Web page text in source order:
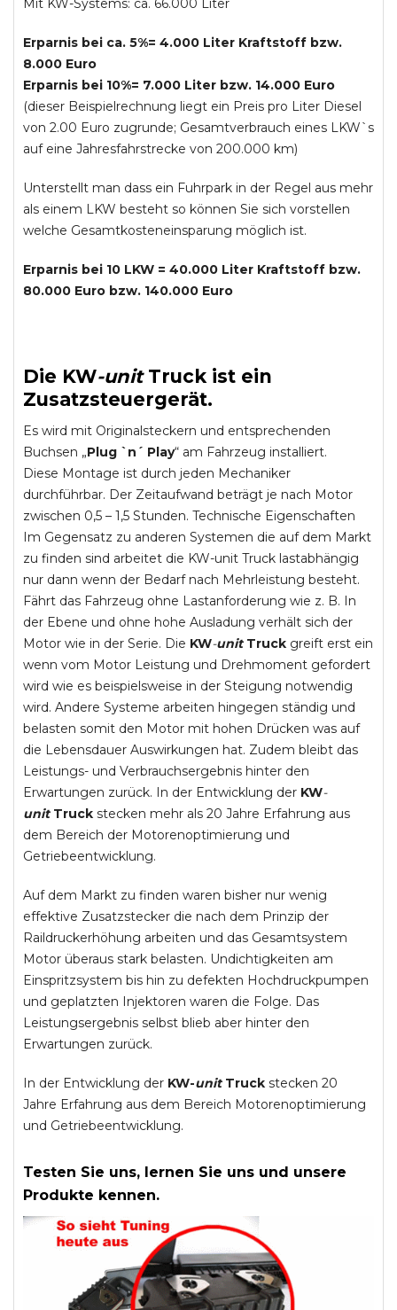
Mit KW-Systems: ca. 66.000 Liter
Erparnis bei ca. 5%= 4.000 Liter Kraftstoff bzw.
8.000 Euro
Erparnis bei 10%= 7.000 Liter bzw. 14.000 Euro
(dieser Beispielrechnung liegt ein Preis pro Liter Diesel
von 2.00 Euro zugrunde; Gesamtverbrauch eines LKW`s
auf eine Jahresfahrstrecke von 200.000 km)
Unterstellt man dass ein Fuhrpark in der Regel aus mehr
als einem LKW besteht so können Sie sich vorstellen
welche Gesamtkosteneinsparung möglich ist.
Erparnis bei 10 LKW = 40.000 Liter Kraftstoff bzw.
80.000 Euro bzw. 140.000 Euro
Die KW-unit Truckist ein
Zusatzsteuergerät.
Es wird mit Originalsteckern und entsprechenden
Buchsen „Plug `n´ Play“ am Fahrzeug installiert.
Diese Montage ist durch jeden Mechaniker
durchführbar. Der Zeitaufwand beträgt je nach Motor
zwischen 0,5 – 1,5 Stunden. Technische Eigenschaften
Im Gegensatz zu anderen Systemen die auf dem Markt
zu finden sind arbeitet die KW-unit Truck lastabhängig
nur dann wenn der Bedarf nach Mehrleistung besteht.
Fährt das Fahrzeug ohne Lastanforderung wie z. B. In
der Ebene und ohne hohe Ausladung verhält sich der
Motor wie in der Serie. Die KW-unit Truck greift erst ein
wenn vom Motor Leistung und Drehmoment gefordert
wird wie es beispielsweise in der Steigung notwendig
wird. Andere Systeme arbeiten hingegen ständig und
belasten somit den Motor mit hohen Drücken was auf
die Lebensdauer Auswirkungen hat. Zudem bleibt das
Leistungs- und Verbrauchsergebnis hinter den
Erwartungen zurück. In der Entwicklung der KW-
unit Truck stecken mehr als 20 Jahre Erfahrung aus
dem Bereich der Motorenoptimierung und
Getriebeentwicklung.
Auf dem Markt zu finden waren bisher nur wenig
effektive Zusatzstecker die nach dem Prinzip der
Raildruckerhöhung arbeiten und das Gesamtsystem
Motor überaus stark belasten. Undichtigkeiten am
Einspritzsystem bis hin zu defekten Hochdruckpumpen
und geplatzten Injektoren waren die Folge. Das
Leistungsergebnis selbst blieb aber hinter den
Erwartungen zurück.
In der Entwicklung der KW-unitTruck stecken 20
Jahre Erfahrung aus dem Bereich Motorenoptimierung
und Getriebeentwicklung.
Testen Sie uns, lernen Sie uns und unsere
Produkte kennen.